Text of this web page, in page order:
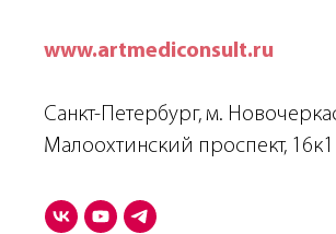
www.artmediconsult.ru
Санкт-Петербург, м.
Малоохтинский проспект, 16к1